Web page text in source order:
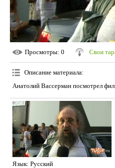
Просмотры: 0 Свои
Описание материала:
Анатолий Вассерман посмотрел
Язык: Русский